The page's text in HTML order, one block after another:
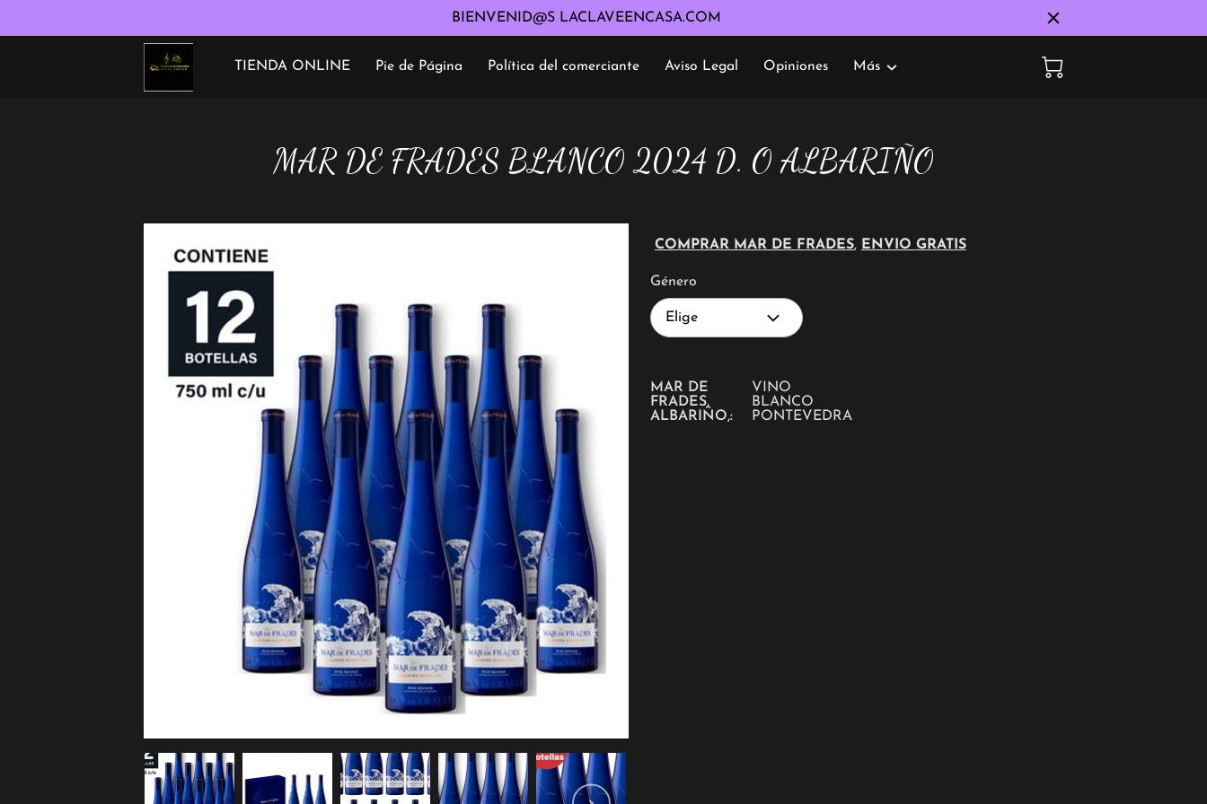
BIENVENID@S LACLAVEENCASA.COM
TIENDA ONLINE Pie de Página Política del comerciante Aviso Legal
Opiniones
Más
MAR DE FRADES BLANCO 2024 D. O ALBARIÑO
COMPRAR MAR DE FRADES, ENVIO GRATIS
Género
Elige
MAR DE
FRADES,
ALBARIÑO,:
VINO
BLANCO
PONTEVEDRA